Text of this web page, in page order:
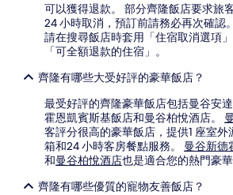
可以獲得退款。 部分齊隆飯店要求旅
24 小時取消，預訂前請務必再次確認
請在搜尋飯店時套用「住宿取消選項
「可全額退款的住宿」。
齊隆有哪些大受好評的豪華飯店？
最受好評的齊隆豪華飯店包括曼谷安
霍恩凱賓斯基飯店和曼谷柏悅酒店。
客評分很高的豪華飯店，提供1 座室
箱和24 小時客房餐點服務。 曼谷新德
和曼谷柏悅酒店也是適合您的熱門豪華
齊隆有哪些優質的寵物友善飯店？